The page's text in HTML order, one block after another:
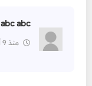
abc abc
منذ 9 أشهر